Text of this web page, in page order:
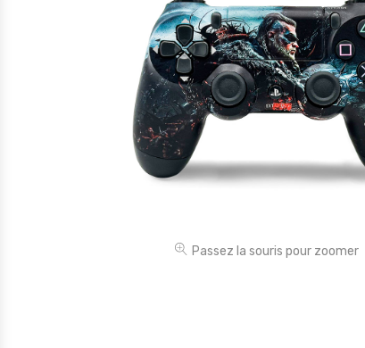
Electroménager
Passez la souris pour zoomer